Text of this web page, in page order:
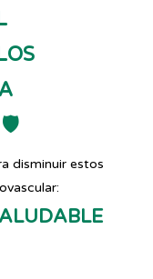
🛡️
disminuir estos